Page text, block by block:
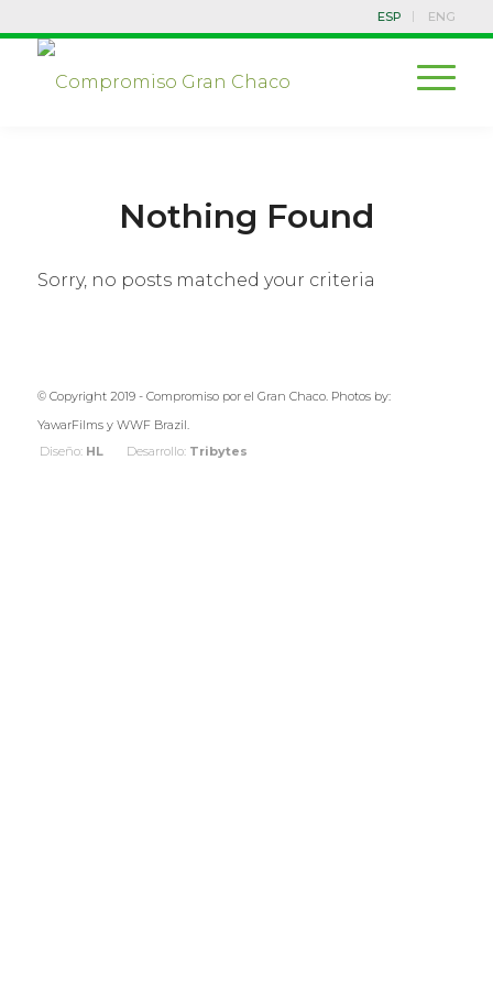
ESP ENG
Nothing Found
Sorry, no posts matched your criteria
© Copyright 2019 - Compromiso por el Gran Chaco. Photos by:
YawarFilms y WWF Brazil.
Diseño: HL Desarrollo: Tribytes